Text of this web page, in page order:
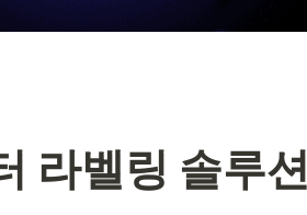
라벨링 솔루션